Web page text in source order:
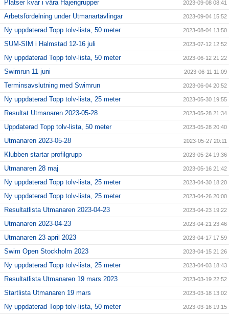
Platser kvar i våra Hajengrupper 2023-09-08 08:41
Arbetsfördelning under Utmanartävlingar 2023-09-04 15:52
Ny uppdaterad Topp tolv-lista, 50 meter 2023-08-04 13:50
SUM-SIM i Halmstad 12-16 juli 2023-07-12 12:52
Ny uppdaterad Topp tolv-lista, 50 meter 2023-06-12 21:22
Swimrun 11 juni 2023-06-11 11:09
Terminsavslutning med Swimrun 2023-06-04 20:52
Ny uppdaterad Topp tolv-lista, 25 meter 2023-05-30 19:55
Resultat Utmanaren 2023-05-28 2023-05-28 21:34
Uppdaterad Topp tolv-lista, 50 meter 2023-05-28 20:40
Utmanaren 2023-05-28 2023-05-27 20:11
Klubben startar profilgrupp 2023-05-24 19:36
Utmanaren 28 maj 2023-05-16 21:42
Ny uppdaterad Topp tolv-lista, 25 meter 2023-04-30 18:20
Ny uppdaterad Topp tolv-lista, 25 meter 2023-04-26 20:00
Resultatlista Utmanaren 2023-04-23 2023-04-23 19:22
Utmanaren 2023-04-23 2023-04-21 23:46
Utmanaren 23 april 2023 2023-04-17 17:59
Swim Open Stockholm 2023 2023-04-15 21:26
Ny uppdaterad Topp tolv-lista, 25 meter 2023-04-03 18:43
Resultatlista Utmanaren 19 mars 2023 2023-03-19 22:52
Startlista Utmanaren 19 mars 2023-03-18 13:02
Ny uppdaterad Topp tolv-lista, 50 meter 2023-03-16 19:15